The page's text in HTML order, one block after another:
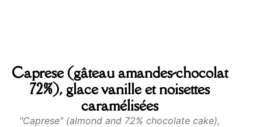
Caprese (gâteau amandes-chocolat
72%), glace vanille et noisettes
caramélisées
"Caprese" (almond and 72% chocolate cake),